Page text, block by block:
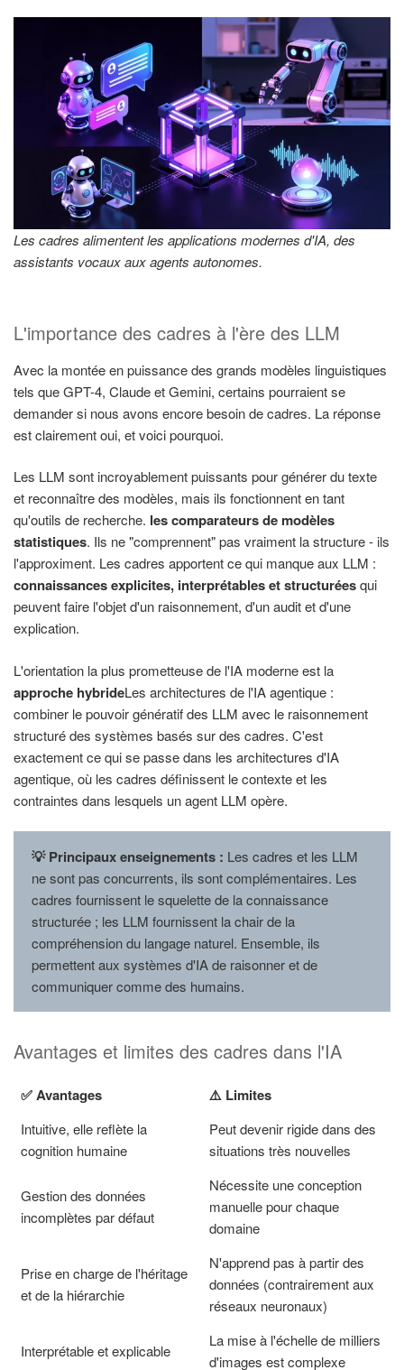
Les cadres alimentent les applications modernes d'IA, des
assistants vocaux aux agents autonomes.
L'importance des cadres à l'ère des LLM
Avec la montée en puissance des grands modèles linguistiques
tels que GPT-4, Claude et Gemini, certains pourraient se
demander si nous avons encore besoin de cadres. La réponse
est clairement oui, et voici pourquoi.
Les LLM sont incroyablement puissants pour générer du texte
et reconnaître des modèles, mais ils fonctionnent en tant
qu'outils de recherche. les comparateurs de modèles
statistiques. Ils ne "comprennent" pas vraiment la structure - ils
l'approximent. Les cadres apportent ce qui manque aux LLM :
connaissances explicites, interprétables et structuréesqui
peuvent faire l'objet d'un raisonnement, d'un audit et d'une
explication.
L'orientation la plus prometteuse de l'IA moderne est la
approche hybrideLes architectures de l'IA agentique :
combiner le pouvoir génératif des LLM avec le raisonnement
structuré des systèmes basés sur des cadres. C'est
exactement ce qui se passe dans les architectures d'IA
agentique, où les cadres définissent le contexte et les
contraintes dans lesquels un agent LLM opère.
💡 Principaux enseignements : Les cadres et les LLM
ne sont pas concurrents, ils sont complémentaires. Les
cadres fournissent le squelette de la connaissance
structurée ; les LLM fournissent la chair de la
compréhension du langage naturel. Ensemble, ils
permettent aux systèmes d'IA de raisonner et de
communiquer comme des humains.
Avantages et limites des cadres dans l'IA
✅ Avantages ⚠️ Limites
Intuitive, elle reflète la
cognition humaine
Peut devenir rigide dans des
situations très nouvelles
Gestion des données
incomplètes par défaut
Nécessite une conception
manuelle pour chaque
domaine
Prise en charge de l'héritage
et de la hiérarchie
N'apprend pas à partir des
données (contrairement aux
réseaux neuronaux)
Interprétable et explicable
La mise à l'échelle de milliers
d'images est complexe